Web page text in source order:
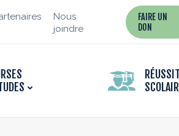
Nous
joindre
FAIRE UN
DON